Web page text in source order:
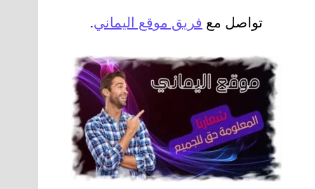
تواصل مع فريق موقع اليماني.